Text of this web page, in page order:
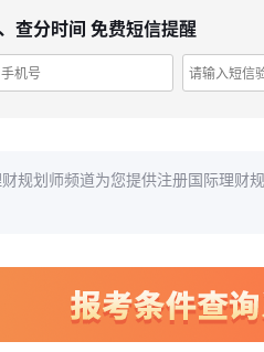
查分时间 免费短信提醒
规划师频道为您提供注册国际理财